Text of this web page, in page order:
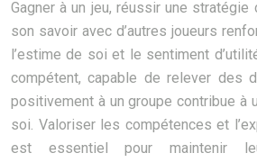
Gagner à un jeu, réussir une stratégie
son savoir avec d’autres joueurs
l’estime de soi et le sentiment
compétent, capable de relever des
positivement à un groupe contribue à
soi. Valoriser les compétences et
est essentiel pour maintenir